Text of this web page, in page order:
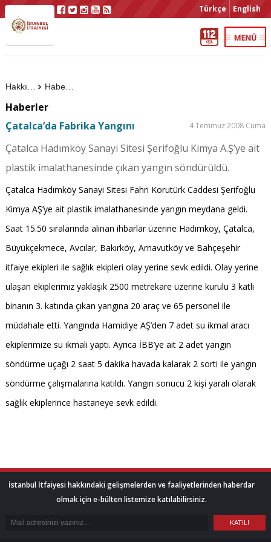
Türkçe English
Haberler
Haberler
Çatalca’da Fabrika Yangını
4 Temmuz 2008 Cuma
Çatalca Hadımköy Sanayi Sitesi Şerifoğlu Kimya A.Ş’ye ait
plastik imalathanesinde çıkan yangın söndürüldü.
Çatalca Hadımköy Sanayi Sitesi Fahri Korutürk Caddesi Şerifoğlu
Kimya AŞ’ye ait plastik imalathanesinde yangın meydana geldi.
Saat 15.50 sıralarında alınan ihbarlar üzerine Hadımköy, Çatalca,
Büyükçekmece, Avcılar, Bakırköy, Arnavutköy ve Bahçeşehir
itfaiye ekipleri ile sağlık ekipleri olay yerine sevk edildi. Olay yerine
ulaşan ekiplerimiz yaklaşık 2500 metrekare üzerine kurulu 3 katlı
binanın 3. katında çıkan yangına 20 araç ve 65 personel ile
müdahale etti. Yangında Hamidiye AŞ’den 7 adet su ikmal aracı
ekiplerimize su ikmali yaptı. Ayrıca İBB’ye ait 2 adet yangın
söndürme uçağı 2 saat 5 dakika havada kalarak 2 sorti ile yangın
söndürme çalışmalarına katıldı. Yangın sonucu 2 kişi yaralı olarak
sağlık ekiplerince hastaneye sevk edildi.
İstanbul İtfaiyesi hakkındaki gelişmelerden ve faaliyetlerinden haberdar
olmak için e-bülten listemize katılabilirsiniz.